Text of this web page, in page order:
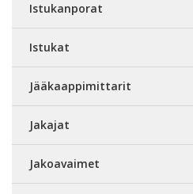
Istukanporat
Istukat
Jääkaappimittarit
Jakajat
Jakoavaimet